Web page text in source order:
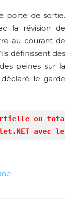
porte de sortie.
la révision de
au courant de
définissent des
peines sur la
le garde
ou